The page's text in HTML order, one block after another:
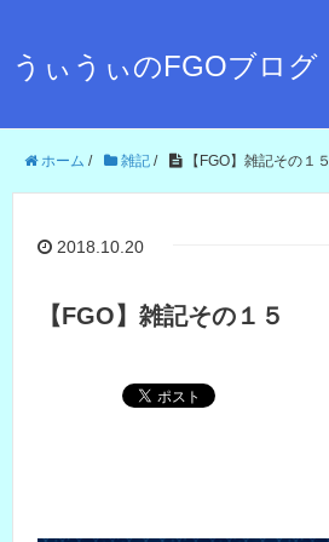
うぃうぃのFGOブログ
ホーム / 雑記 / 【FGO】雑記その１５
2018.10.20
【FGO】雑記その１５